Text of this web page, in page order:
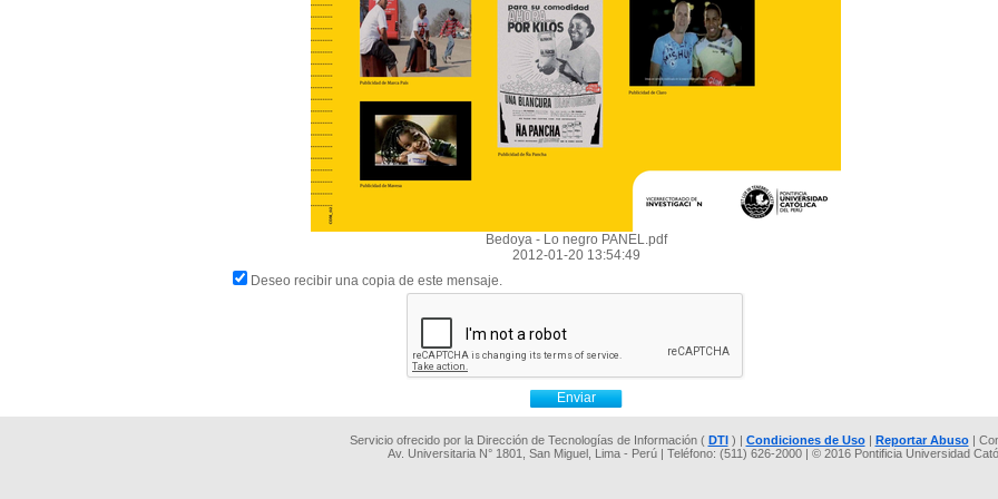
Bedoya - Lo negro PANEL.pdf
2012-01-20 13:54:49
Deseo recibir una copia de este mensaje.
Servicio ofrecido por la Dirección de Tecnologías de Información ( DTI) | Condiciones de Uso| Reportar Abuso|
Av. Universitaria N° 1801, San Miguel, Lima - Perú | Teléfono: (511) 626-2000 | © 2016 Pontificia Universidad